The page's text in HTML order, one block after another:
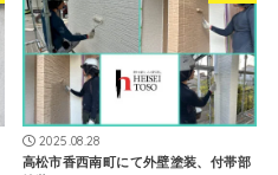
2025.08.28
高松市香西南町にて外壁塗装、付帯部